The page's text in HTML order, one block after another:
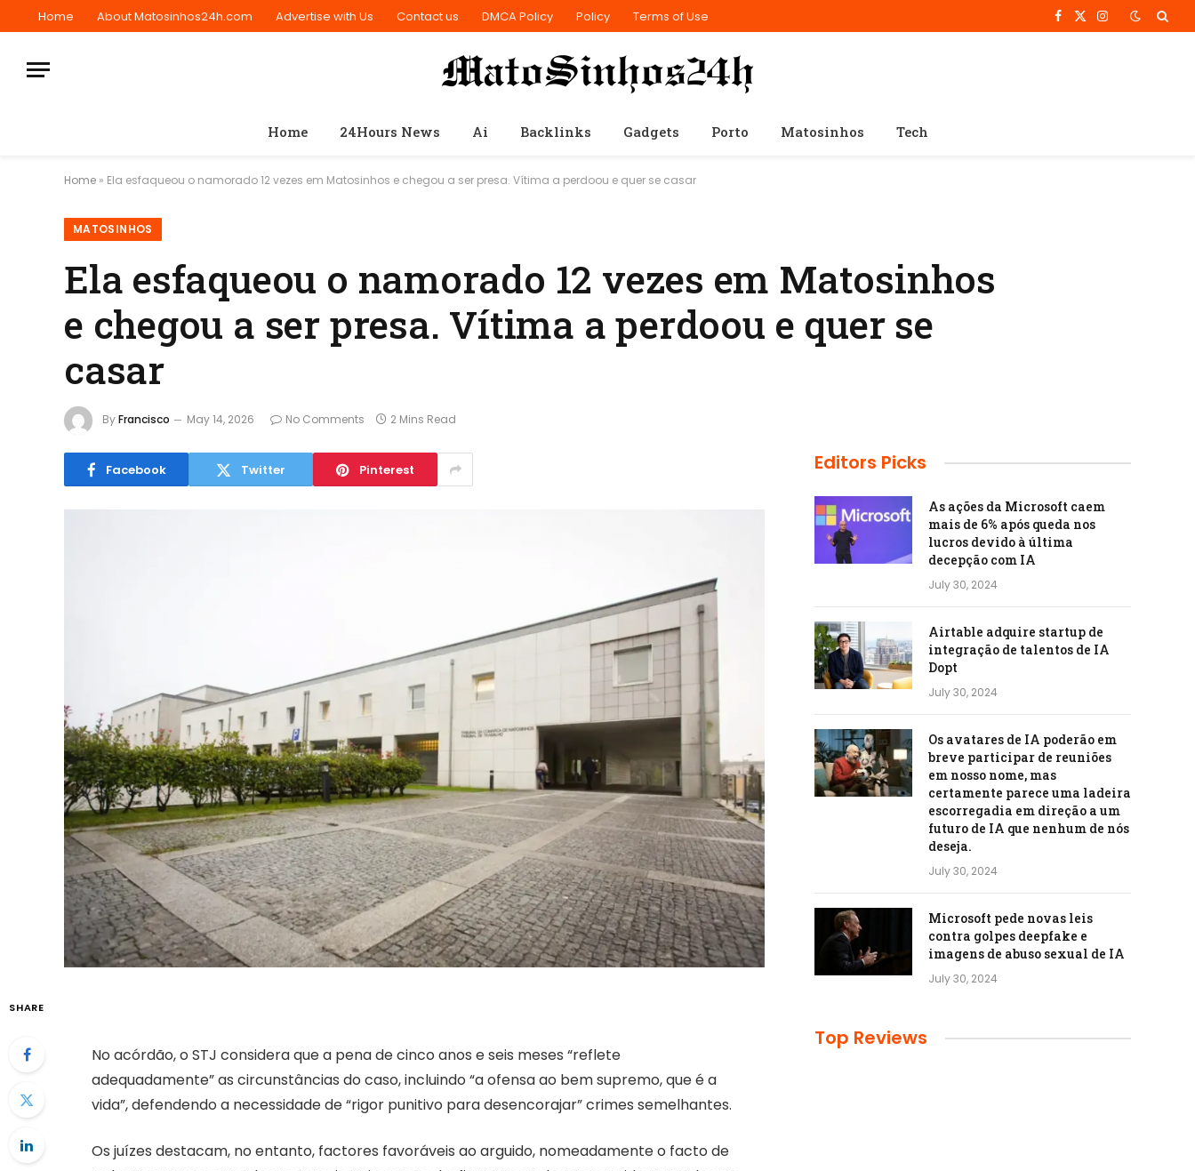
Home About Matosinhos24h.com Advertise with Us Contact us DMCA Policy Policy Terms of Use Facebook
X
Instagram
Home 24Hours News Ai Backlinks Gadgets Porto Matosinhos Tech
Home » Ela esfaqueou o namorado 12 vezes em Matosinhos e chegou a ser presa. Vítima a perdoou e quer se casar
MATOSINHOS
Ela esfaqueou o namorado 12 vezes em Matosinhos
e chegou a ser presa. Vítima a perdoou e quer se
casar
ByFrancisco May 14, 2026 No Comments 2 Mins Read
Facebook Twitter Pinterest
SHARE
No acórdão, o STJ considera que a pena de cinco anos e seis meses “reflete
adequadamente” as circunstâncias do caso, incluindo “a ofensa ao bem supremo, que é a
vida”, defendendo a necessidade de “rigor punitivo para desencorajar” crimes semelhantes.
Os juízes destacam, no entanto, factores favoráveis ​​ao arguido, nomeadamente o facto de
Editors Picks
As ações da Microsoft caem
mais de 6% após queda nos
lucros devido à última
decepção com IA
July 30, 2024
Airtable adquire startup de
integração de talentos de IA
Dopt
July 30, 2024
Os avatares de IA poderão em
breve participar de reuniões
em nosso nome, mas
certamente parece uma ladeira
escorregadia em direção a um
futuro de IA que nenhum de nós
deseja.
July 30, 2024
Microsoft pede novas leis
contra golpes deepfake e
imagens de abuso sexual de IA
July 30, 2024
Top Reviews